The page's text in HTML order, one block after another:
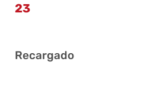
23
Recargado